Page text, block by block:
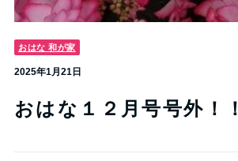
おはな 和が家
2025年1月21日
おはな１２月号号外！！